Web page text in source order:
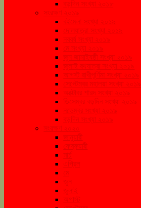
বড়দিন সংখ্যা ২০১৮
সংরক্ষণ ২০১৯
বইমেলা সংখ্যা ২০১৯
দোলযাত্রা সংখ্যা ২০১৯
নববর্ষ সংখ্যা ২০১৯
মে সংখ্যা ২০১৯
জুন জামাইষষ্ঠী সংখ্যা ২০১৯
জুলাই রথযাত্রা সংখ্যা ২০১৯
আগস্ট রাখীপূর্ণিমা সংখ্যা ২০১৯
সেপ্টেম্বর মহালয়া সংখ্যা ২০১৯
অক্টোবর শারদ সংখ্যা ২০১৯
ডিসেম্বর বড়দিন সংখ্যা ২০১৯
নভেম্বর সংখ্যা ২০১৯
বড়দিন সংখ্যা ২০১৯
সংরক্ষণ ২০২০
জানুয়ারী
ফেব্রুয়ারী
মার্চ
এপ্রিল
মে
জুন
জুলাই
অগাস্ট